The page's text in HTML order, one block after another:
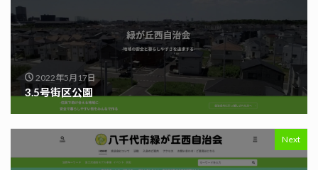
2022年5月17日
3.5号街区公園
Next